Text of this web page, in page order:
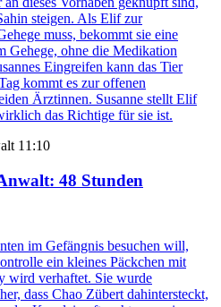
steigen. Als Elif zur
muss, bekommt sie eine
Gehege, ohne die Medikation
Eingreifen kann das Tier
kommt es zur offenen
Ärztinnen. Susanne stellt Elif
das Richtige für sie ist.
11:10
: 48 Stunden
im Gefängnis besuchen will,
ein kleines Päckchen mit
wird verhaftet. Sie wurde
dass Chao Zübert dahintersteckt,